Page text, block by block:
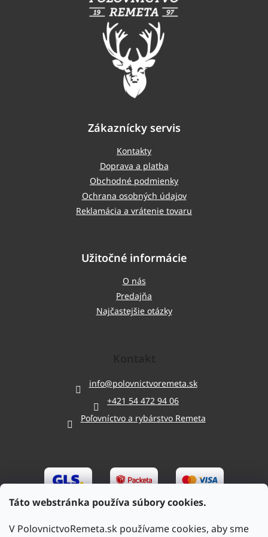
Táto webstránka používa súbory cookies.
V PolovnictvoRemeta.sk používame cookies, aby sme
Zákaznícky servis
Kontakty
Doprava a platba
Obchodné podmienky
Ochrana osobných údajov
Reklamácia a vrátenie tovaru
Užitočné informácie
O nás
Predajňa
Najčastejšie otázky
info@polovnictvoremeta.sk
+421 54 472 94 06
Poľovníctvo a rybárstvo Remeta